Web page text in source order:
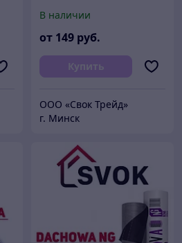
В наличии
от 149 руб.
Купить
ООО «Свок Трейд»
г. Минск